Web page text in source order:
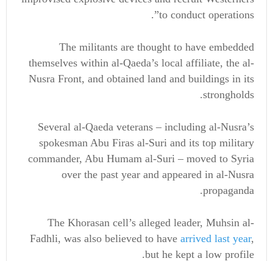
to conduct operations”.
The militants are thought to have embedded
themselves within al-Qaeda’s local affiliate, the al-
Nusra Front, and obtained land and buildings in its
strongholds.
Several al-Qaeda veterans – including al-Nusra’s
spokesman Abu Firas al-Suri and its top military
commander, Abu Humam al-Suri – moved to Syria
over the past year and appeared in al-Nusra
propaganda.
The Khorasan cell’s alleged leader, Muhsin al-
Fadhli, was also believed to have arrived last year,
but he kept a low profile.